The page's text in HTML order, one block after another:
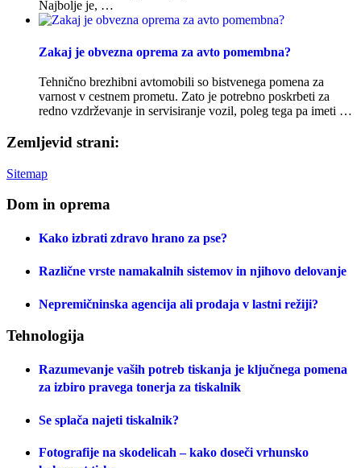
Najbolje je, …
Zakaj je obvezna oprema za avto pomembna?
Tehnično brezhibni avtomobili so bistvenega pomena za
varnost v cestnem prometu. Zato je potrebno poskrbeti za
redno vzdrževanje in servisiranje vozil, poleg tega pa imeti …
Zemljevid strani:
Sitemap
Dom in oprema
Kako izbrati zdravo hrano za pse?
Različne vrste namakalnih sistemov in njihovo delovanje
Nepremičninska agencija ali prodaja v lastni režiji?
Tehnologija
Razumevanje vaših potreb tiskanja je ključnega pomena
za izbiro pravega tonerja za tiskalnik
Se splača najeti tiskalnik?
Fotografije na skodelicah – kako doseči vrhunsko